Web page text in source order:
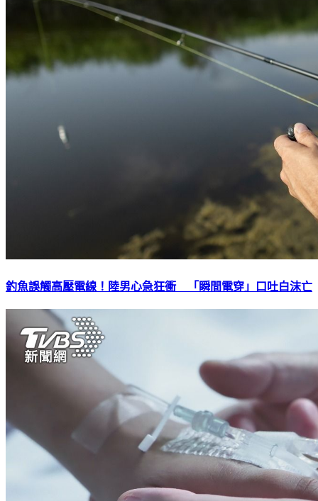
釣魚誤觸高壓電線！陸男心急狂衝 「瞬間電穿」口吐白沫亡